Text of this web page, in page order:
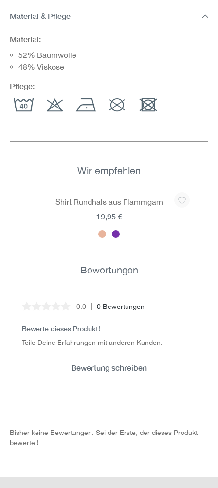
Material & Pflege
Material:
52% Baumwolle
48% Viskose
Pflege:
Wir empfehlen
Shirt Rundhals aus Flammgarn
19,95 €
Bewertungen
Durchschnittliche Bewertung von 0 von 5 Sternen
0.0 0 Bewertungen
Bewerte dieses Produkt!
Teile Deine Erfahrungen mit anderen Kunden.
Bewertung schreiben
Bisher keine Bewertungen. Sei der Erste, der dieses Produkt
bewertet!